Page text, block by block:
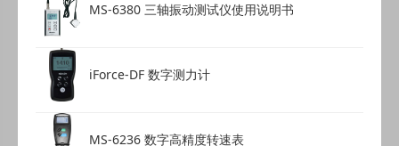
MS-6380 三轴振动测试仪使用说明书
iForce-DF 数字测力计
MS-6236 数字高精度转速表